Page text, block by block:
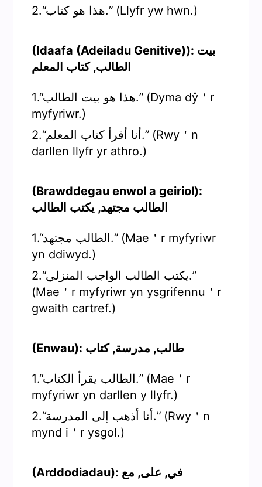
2.“هذا هو كتاب.” (Llyfr yw hwn.)
(Idaafa (Adeiladu Genitive)): بيت
الطالب, كتاب المعلم
1.“هذا هو بيت الطالب.” (Dyma dŷ＇r
myfyriwr.)
2.“أنا أقرأ كتاب المعلم.” (Rwy＇n
darllen llyfr yr athro.)
(Brawddegau enwol a geiriol):
الطالب مجتهد, يكتب الطالب
1.“الطالب مجتهد.” (Mae＇r myfyriwr
yn ddiwyd.)
2.“يكتب الطالب الواجب المنزلي.”
(Mae＇r myfyriwr yn ysgrifennu＇r
gwaith cartref.)
(Enwau): طالب, مدرسة, كتاب
1.“الطالب يقرأ الكتاب.” (Mae＇r
myfyriwr yn darllen y llyfr.)
2.“أنا أذهب إلى المدرسة.” (Rwy＇n
mynd i＇r ysgol.)
(Arddodiadau): في, على, مع